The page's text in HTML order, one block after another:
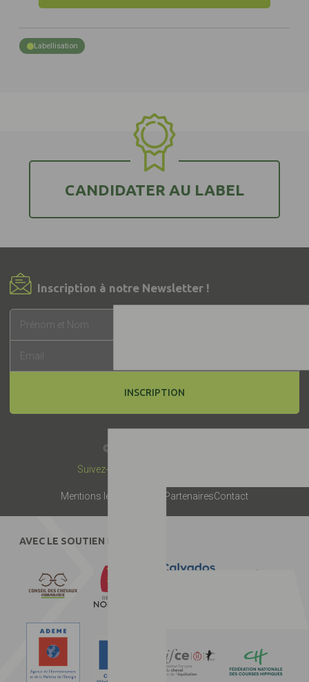
Labellisation
CANDIDATER AU LABEL
Inscription à notre Newsletter !
INSCRIPTION
© 2019 -
Suivez-nous :
Mentions légales PartenairesContact
AVEC LE SOUTIEN DE :